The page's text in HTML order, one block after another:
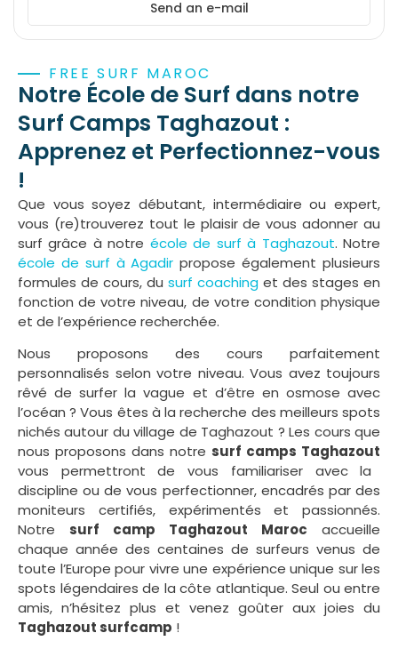
Send an e-mail
FREE SURF MAROC
Notre École de Surf dans notre
Surf Camps Taghazout :
Apprenez et Perfectionnez-vous
!
Que vous soyez débutant, intermédiaire ou expert,
vous (re)trouverez tout le plaisir de vous adonner au
surf grâce à notre école de surf à Taghazout. Notre
école de surf à Agadir propose également plusieurs
formules de cours, du surf coaching et des stages en
fonction de votre niveau, de votre condition physique
et de l’expérience recherchée.
Nous proposons des cours parfaitement
personnalisés selon votre niveau. Vous avez toujours
rêvé de surfer la vague et d’être en osmose avec
l’océan ? Vous êtes à la recherche des meilleurs spots
nichés autour du village de Taghazout ? Les cours que
nous proposons dans notre surf camps Taghazout
vous permettront de vous familiariser avec la
discipline ou de vous perfectionner, encadrés par des
moniteurs certifiés, expérimentés et passionnés.
Notre surf camp Taghazout Maroc accueille
chaque année des centaines de surfeurs venus de
toute l’Europe pour vivre une expérience unique sur les
spots légendaires de la côte atlantique. Seul ou entre
amis, n’hésitez plus et venez goûter aux joies du
Taghazout surfcamp !